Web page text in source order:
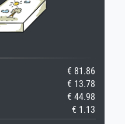
€ 81.86
€ 13.78
€ 44.98
€ 1.13